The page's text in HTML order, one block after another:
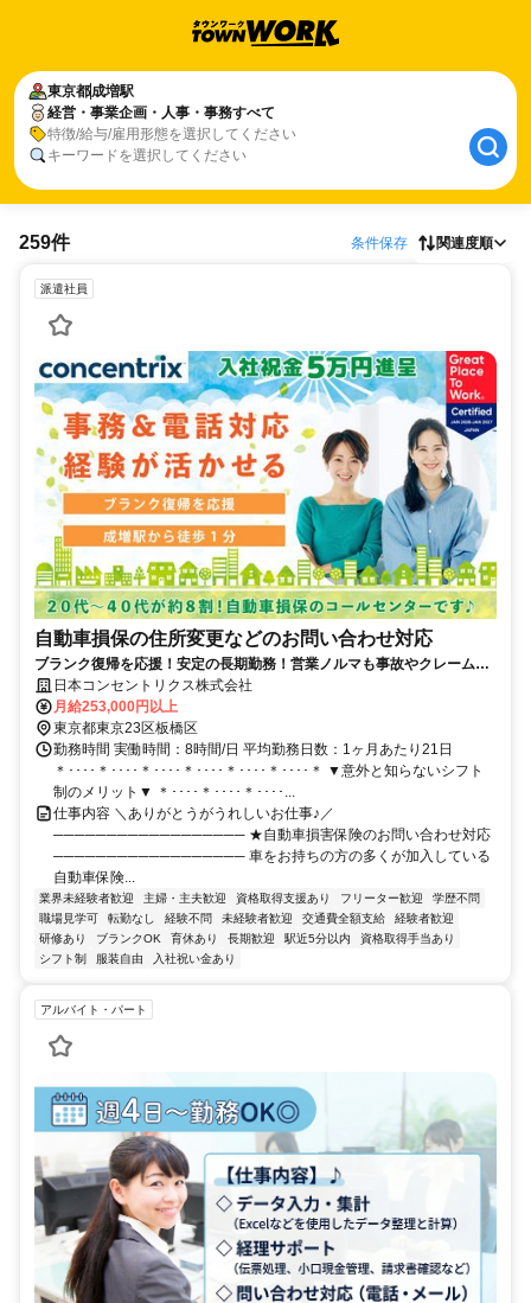
東京都成増駅
経営・事業企画・人事・事務すべて
特徴/給与/雇用形態を選択してください
キーワードを選択してください
259件 条件保存 関連度順
派遣社員
自動車損保の住所変更などのお問い合わせ対応
ブランク復帰を応援！安定の長期勤務！営業ノルマも事故やクレームも
対応なし！じっくり取り組める研修をご用意◎服装髪型自由◎希望シフ
ト休みOK◎
日本コンセントリクス株式会社
月給253,000円以上
東京都東京23区板橋区
勤務時間 実働時間：8時間/日 平均勤務日数：1ヶ月あたり21日
＊････＊････＊････＊････＊････＊････＊ ▼意外と知らないシフト
制のメリット▼ ＊････＊････＊････...
仕事内容 ＼ありがとうがうれしいお仕事♪／
────────────────── ★自動車損害保険のお問い合わせ対応
────────────────── 車をお持ちの方の多くが加入している
自動車保険...
業界未経験者歓迎 主婦・主夫歓迎 資格取得支援あり フリーター歓迎
学歴不問
職場見学可
転勤なし 経験不問 未経験者歓迎 交通費全額支給
経験者歓迎
研修あり
ブランクOK 育休あり 長期歓迎 駅近5分以内
資格取得手当あり
シフト制
服装自由 入社祝い金あり
アルバイト・パート